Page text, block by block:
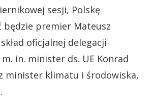
sesji, Polskę
będzie premier Mateusz
oficjalnej delegacji
in. minister ds. UE Konrad
minister klimatu i środowiska,